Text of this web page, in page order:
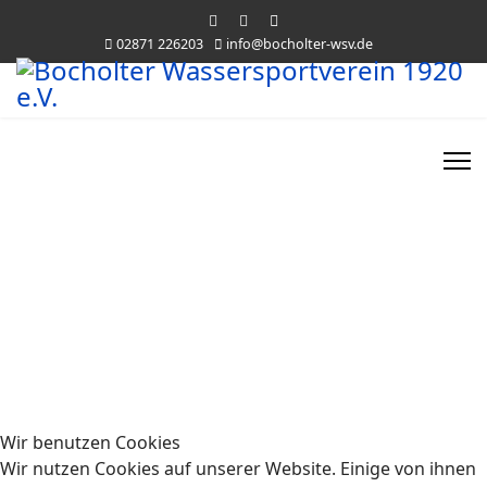
02871 226203 info@bocholter-wsv.de
Wir benutzen Cookies
Wir nutzen Cookies auf unserer Website. Einige von ihnen